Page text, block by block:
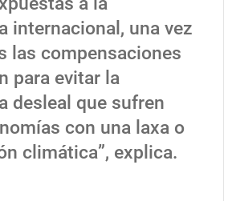
internacional, una vez
las compensaciones
para evitar la
desleal que sufren
con una laxa o
climática”, explica.